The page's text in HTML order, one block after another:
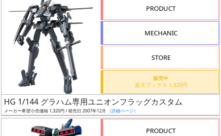
PRODUCT
MECHANIC
STORE
販売中
楽天ブックス 1,320円
HG 1/144 グラハム専用ユニオンフラッグカスタム
メーカー希望小売価格 1,320円 / 発売日 2007年12月 （詳細ページ）
PRODUCT